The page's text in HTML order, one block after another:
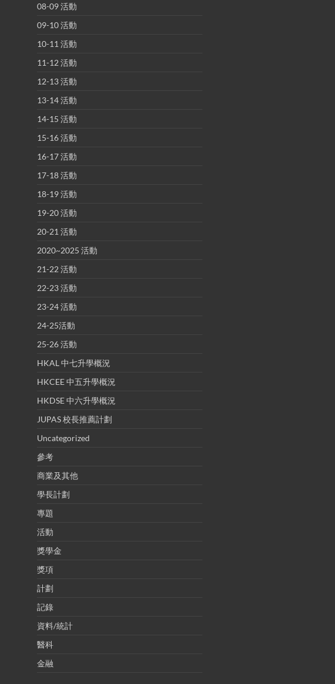
08-09 活動
09-10 活動
10-11 活動
11-12 活動
12-13 活動
13-14 活動
14-15 活動
15-16 活動
16-17 活動
17-18 活動
18-19 活動
19-20 活動
20-21 活動
2020~2025 活動
21-22 活動
22-23 活動
23-24 活動
24-25活動
25-26 活動
HKAL 中七升學概況
HKCEE 中五升學概況
HKDSE 中六升學概況
JUPAS 校長推薦計劃
Uncategorized
參考
商業及其他
學長計劃
專題
活動
獎學金
獎項
計劃
記錄
資料/統計
醫科
金融